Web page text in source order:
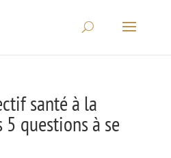
santé à la
5 questions à se